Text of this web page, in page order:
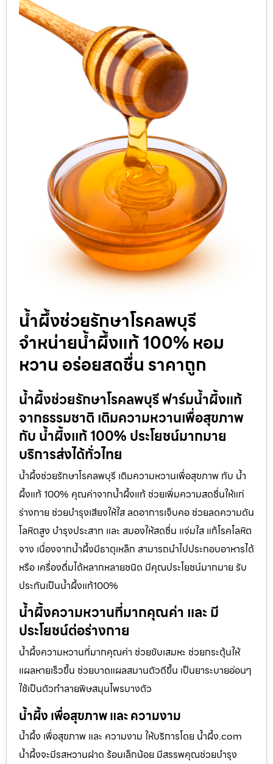
น้ำผึ้งช่วยรักษาโรคลพบุรี
จำหน่ายน้ำผึ้งแท้ 100% หอม
หวาน อร่อยสดชื่น ราคาถูก
น้ำผึ้งช่วยรักษาโรคลพบุรี ฟาร์มน้ำผึ้งแท้
จากธรรมชาติ เติมความหวานเพื่อสุขภาพ
กับ น้ำผึ้งแท้ 100% ประโยชน์มากมาย
บริการส่งได้ทั่วไทย
น้ำผึ้งช่วยรักษาโรคลพบุรี เติมความหวานเพื่อสุขภาพ กับ น้ำ
ผึ้งแท้ 100% คุณค่าจากน้ำผึ้งแท้ ช่วยเพิ่มความสดชื่นให้แก่
ร่างกาย ช่วยบำรุงเสียงให้ใส ลดอาการเจ็บคอ ช่วยลดความดัน
โลหิตสูง บำรุงประสาท และ สมองให้สดชื่น แจ่มใส แก้โรคโลหิต
จาง เนื่องจากน้ำผึ้งมีธาตุเหล็ก สามารถนำไปประกอบอาหารได้
หรือ เครื่องดื่มได้หลากหลายชนิด มีคุณประโยชน์มากมาย รับ
ประกันเป็นน้ำผึ้งแท้100%
น้ำผึ้งความหวานที่มากคุณค่า และ มี
ประโยชน์ต่อร่างกาย
น้ำผึ้งความหวานที่มากคุณค่า ช่วยขับเสมหะ ช่วยกระตุ้นให้
แผลหายเร็วขึ้น ช่วยบาดแผลสมานตัวดีขึ้น เป็นยาระบายอ่อนๆ
ใช้เป็นตัวทำลายพิษสมุนไพรบางตัว
น้ำผึ้ง เพื่อสุขภาพ และ ความงาม
น้ำผึ้ง เพื่อสุขภาพ และ ความงาม ให้บริการโดย น้ำผึ้ง.com
น้ำผึ้งจะมีรสหวานฝาด ร้อนเล็กน้อย มีสรรพคุณช่วยบำรุง